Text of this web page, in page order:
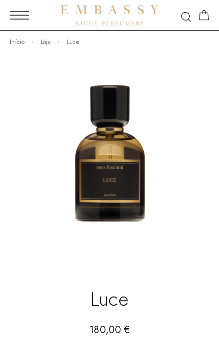
Início Loja Luce
Luce
180,00€